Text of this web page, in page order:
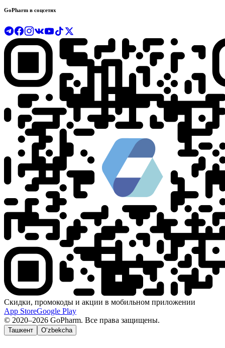
GoPharm в соцсетях
Скидки, промокоды и акции в мобильном приложении
App StoreGoogle Play
© 2020–2026 GoPharm. Все права защищены.
Ташкент O‘zbekcha